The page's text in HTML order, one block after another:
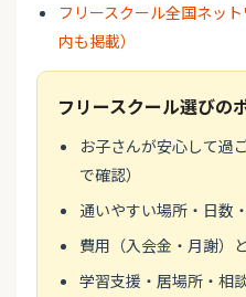
フリースクール全国ネッ
内も掲載）
フリースクール選びの
お子さんが安心して過
で確認）
通いやすい場所・日数
費用（入会金・月謝）
学習支援・居場所・相